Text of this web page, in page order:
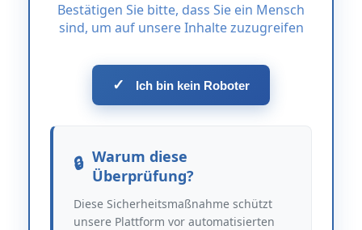
Bestätigen Sie bitte, dass Sie ein Mensch
sind, um auf unsere Inhalte zuzugreifen
✓ Ich bin kein Roboter
Warum diese
Überprüfung?
Diese Sicherheitsmaßnahme schützt
unsere Plattform vor automatisierten